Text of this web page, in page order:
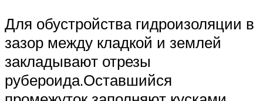
Для обустройства гидроизоляции в
зазор между кладкой и землей
закладывают отрезы
рубероида.Оставшийся